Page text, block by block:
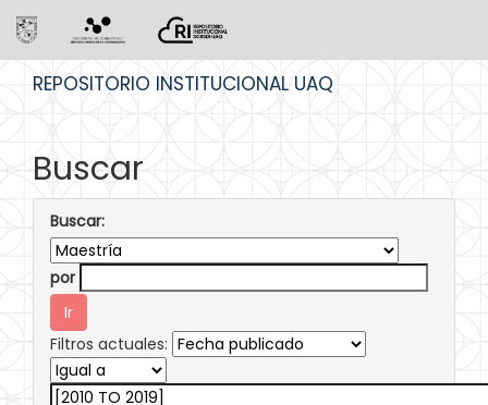
REPOSITORIO INSTITUCIONAL UAQ
Buscar
Buscar:
por
Filtros actuales: